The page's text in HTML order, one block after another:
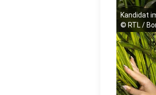
Kandidat
© RTL /